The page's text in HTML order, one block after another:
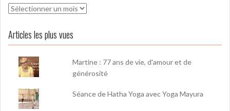
Archives
Articles les plus vues
Martine : 77 ans de vie, d'amour et de
générosité
Séance de Hatha Yoga avec Yoga Mayura